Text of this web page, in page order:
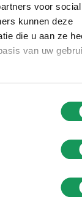
voor social
kunnen deze
die u aan ze
van uw
der
Zoover